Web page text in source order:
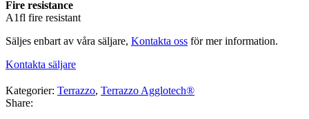
Fire resistance
A1fl fire resistant
Säljes enbart av våra säljare, Kontakta oss för mer information.
Kontakta säljare
Kategorier: Terrazzo, Terrazzo Agglotech®
Share: